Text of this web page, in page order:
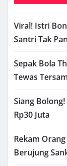
Viral! Istri
Santri Tak
Sepak Bola
Tewas
Siang
Rp30 Juta
Rekam
Berujung